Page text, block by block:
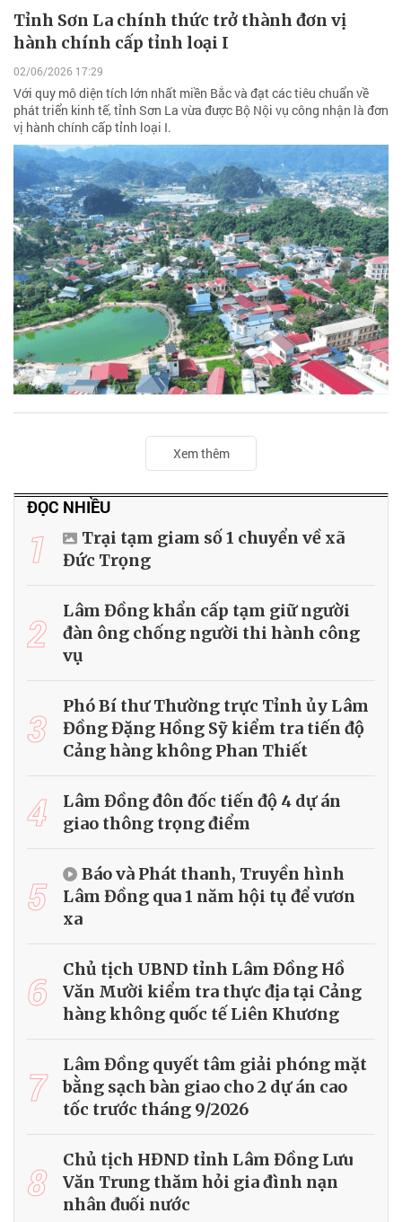
Tỉnh Sơn La chính thức trở thành đơn vị
hành chính cấp tỉnh loại I
02/06/2026 17:29
Với quy mô diện tích lớn nhất miền Bắc và đạt các tiêu chuẩn về
phát triển kinh tế, tỉnh Sơn La vừa được Bộ Nội vụ công nhận là đơn
vị hành chính cấp tỉnh loại I.
Xem thêm
ĐỌC NHIỀU
1
Trại tạm giam số 1 chuyển về xã
Đức Trọng
2
Lâm Đồng khẩn cấp tạm giữ người
đàn ông chống người thi hành công
vụ
3
Phó Bí thư Thường trực Tỉnh ủy Lâm
Đồng Đặng Hồng Sỹ kiểm tra tiến độ
Cảng hàng không Phan Thiết
4
Lâm Đồng đôn đốc tiến độ 4 dự án
giao thông trọng điểm
5
Báo và Phát thanh, Truyền hình
Lâm Đồng qua 1 năm hội tụ để vươn
xa
6
Chủ tịch UBND tỉnh Lâm Đồng Hồ
Văn Mười kiểm tra thực địa tại Cảng
hàng không quốc tế Liên Khương
7
Lâm Đồng quyết tâm giải phóng mặt
bằng sạch bàn giao cho 2 dự án cao
tốc trước tháng 9/2026
8
Chủ tịch HĐND tỉnh Lâm Đồng Lưu
Văn Trung thăm hỏi gia đình nạn
nhân đuối nước